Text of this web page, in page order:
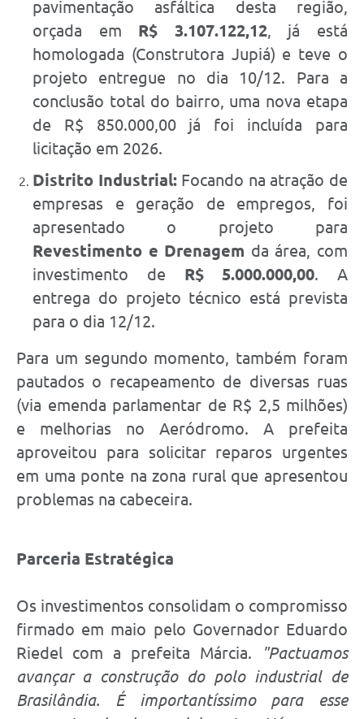
pavimentação asfáltica desta região,
orçada em R$ 3.107.122,12, já está
homologada (Construtora Jupiá) e teve o
projeto entregue no dia 10/12. Para a
conclusão total do bairro, uma nova etapa
de R$ 850.000,00 já foi incluída para
licitação em 2026.
Distrito Industrial:Focando na atração de
empresas e geração de empregos, foi
apresentado o projeto para
Revestimento e Drenagem da área, com
investimento de R$ 5.000.000,00. A
entrega do projeto técnico está prevista
para o dia 12/12.
Para um segundo momento, também foram
pautados o recapeamento de diversas ruas
(via emenda parlamentar de R$ 2,5 milhões)
e melhorias no Aeródromo. A prefeita
aproveitou para solicitar reparos urgentes
em uma ponte na zona rural que apresentou
problemas na cabeceira.
Parceria Estratégica
Os investimentos consolidam o compromisso
firmado em maio pelo Governador Eduardo
Riedel com a prefeita Márcia.
"Pactuamos
avançar a construção do polo industrial de
Brasilândia. É importantíssimo para esse